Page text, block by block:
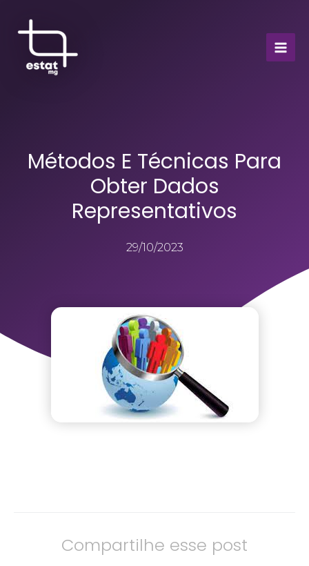
Métodos E Técnicas Para
Obter Dados
Representativos
29/10/2023
Compartilhe esse post